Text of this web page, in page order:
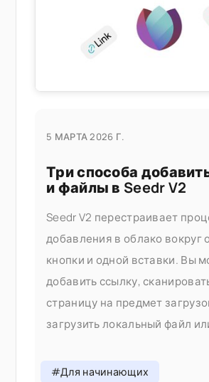
5 МАРТА 2026 Г.
Три способа
и файлы в Seedr V2
Seedr V2 перестраивает
добавления в облако вокруг
кнопки и одной вставки. Вы
добавить ссылку,
страницу на предмет
загрузить локальный файл
без переключения вкладок.
#Для начинающих